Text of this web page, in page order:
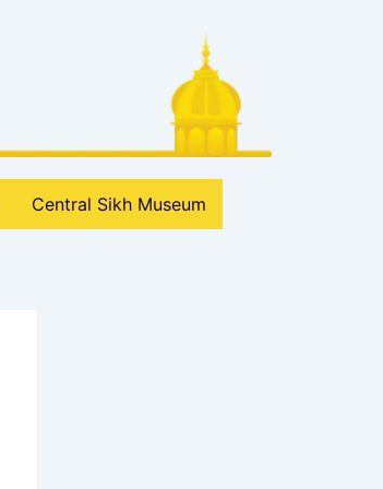
Central Sikh Museum